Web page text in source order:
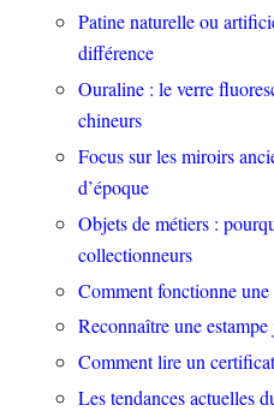
Patine naturelle ou
différence
Ouraline : le verre
chineurs
Focus sur les miroirs
d’époque
Objets de métiers :
collectionneurs
Comment fonctionne une
Reconnaître une
Comment lire un
Les tendances actuelles